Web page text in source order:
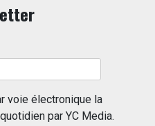
voie électronique la
par YC Media.